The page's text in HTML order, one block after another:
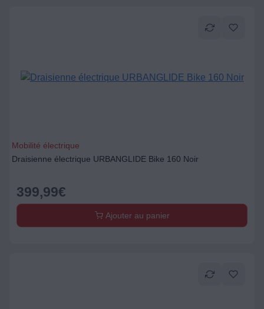
Mobilité électrique
Draisienne électrique URBANGLIDE Bike 160 Noir
399,99€
Ajouter au panier